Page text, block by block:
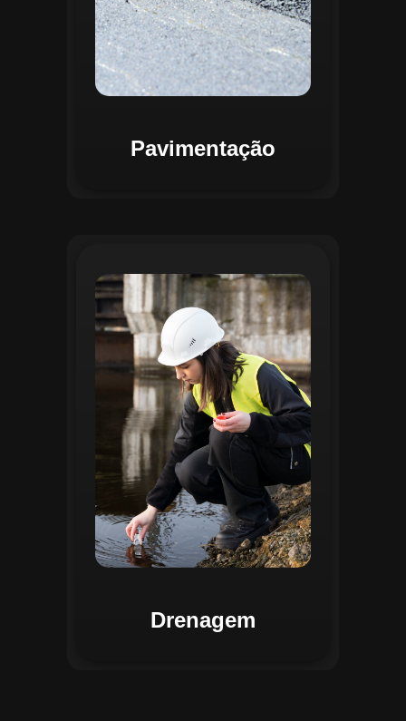
Pavimentação
Drenagem
O módulo de Gestão de Drenagem do
Regente aplica o geoprocessamento para
mapear redes de drenagem subterrâneas
e superficiais. A plataforma permite
identificar pontos de alagamento, planejar
intervenções e monitorar a eficiência das
estruturas de drenagem. Com análises
baseadas em dados coletados, o sistema
contribui para o planejamento urbano
sustentável, reduzindo riscos de
enchentes e otimizando a alocação de
recursos. Relatórios visuais facilitam a
comunicação dos resultados e o
acompanhamento dos projetos de
melhoria.